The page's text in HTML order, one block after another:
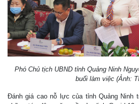
Phó Chủ tịch UBND tỉnh Quảng Ninh
buổi làm việc (Ảnh:
Đánh giá cao nỗ lực của tỉnh Quảng Ninh